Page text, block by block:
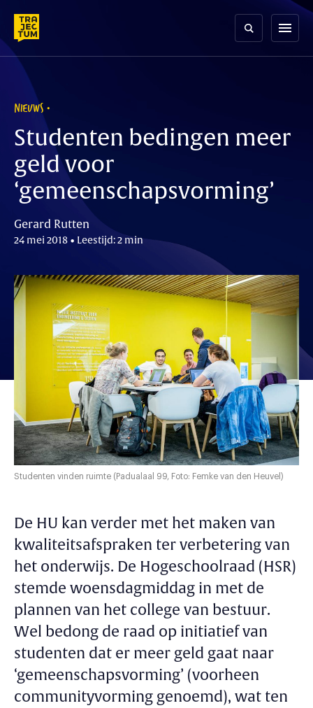
content
menu
NIEUWS
Studenten bedingen meer
geld voor
‘gemeenschapsvorming’
Gerard Rutten
24 mei 2018 • Leestijd: 2 min
Studenten vinden ruimte (Padualaal 99, Foto: Femke van den Heuvel)
De HU kan verder met het maken van
kwaliteitsafspraken ter verbetering van
het onderwijs. De Hogeschoolraad (HSR)
stemde woensdagmiddag in met de
plannen van het college van bestuur.
Wel bedong de raad op initiatief van
studenten dat er meer geld gaat naar
‘gemeenschapsvorming’ (voorheen
communityvorming genoemd), wat ten